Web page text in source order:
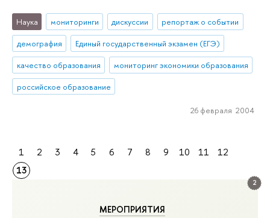
2
МЕРОПРИЯТИЯ
Наука мониторинги дискуссии
репортаж о событии
демография
Единый государственный экзамен (ЕГЭ)
качество образования
мониторинг экономики образования
российское образование
26 февраля 2004
1 2 3 4 5 6 7 8 9 10 11
12
13